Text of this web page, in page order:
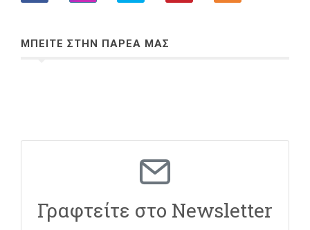
ΜΠΕΙΤΕ ΣΤΗΝ ΠΑΡΕΑ ΜΑΣ
Γραφτείτε στο Newsletter